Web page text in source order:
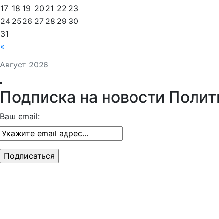
Август 2026
«
17 18 19 20 21 22 23
24 25 26 27 28 29 30
31
Подписка на новости
Ваш email: